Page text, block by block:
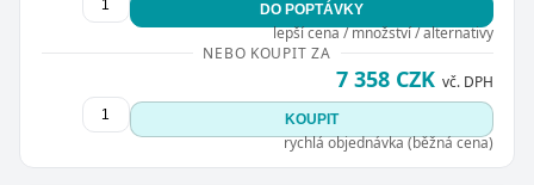
DO POPTÁVKY
lepší cena / množství / alternativy
NEBO KOUPIT ZA
7 358 CZK vč. DPH
KOUPIT
rychlá objednávka (běžná cena)